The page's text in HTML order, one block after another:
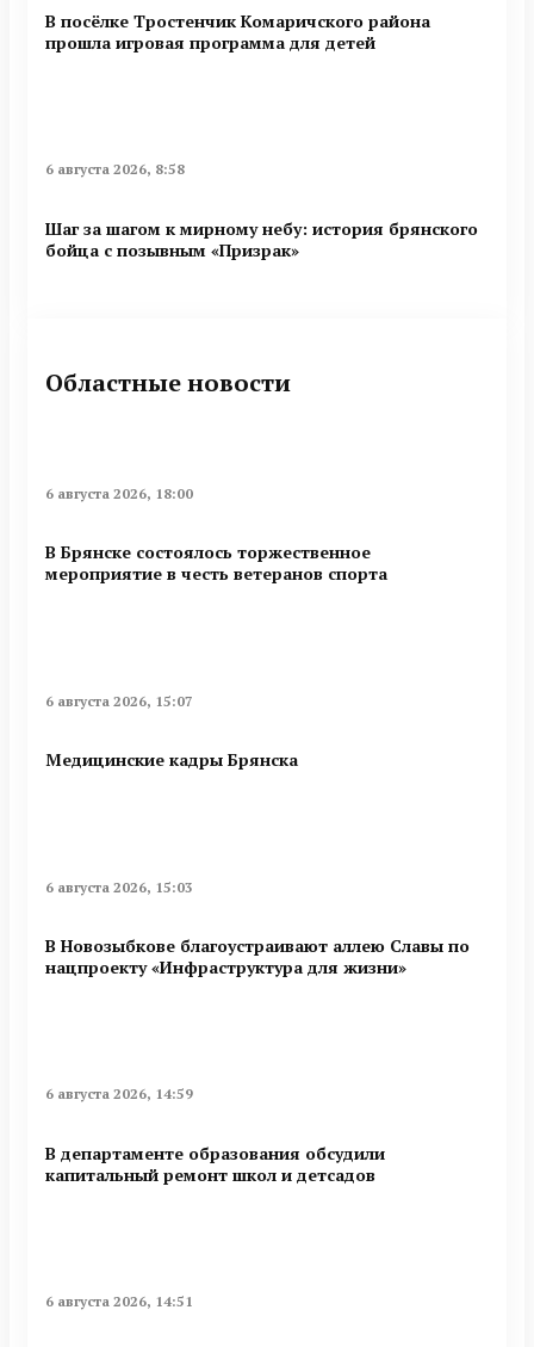
В посёлке Тростенчик Комаричского района
прошла игровая программа для детей
6 августа 2026, 8:58
Шаг за шагом к мирному небу: история брянского
бойца с позывным «Призрак»
Областные новости
6 августа 2026, 18:00
В Брянске состоялось торжественное
мероприятие в честь ветеранов спорта
6 августа 2026, 15:07
Медицинские кадры Брянска
6 августа 2026, 15:03
В Новозыбкове благоустраивают аллею Славы по
нацпроекту «Инфраструктура для жизни»
6 августа 2026, 14:59
В департаменте образования обсудили
капитальный ремонт школ и детсадов
6 августа 2026, 14:51